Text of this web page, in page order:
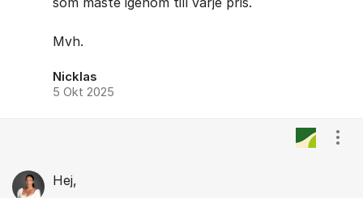
Mvh.
Nicklas
5 Okt 2025
Hej,